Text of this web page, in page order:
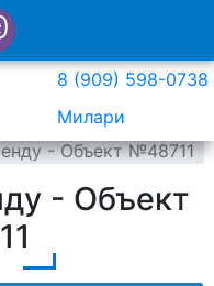
8 (909) 598-0738
Милари
- Объект №48711
- Объект